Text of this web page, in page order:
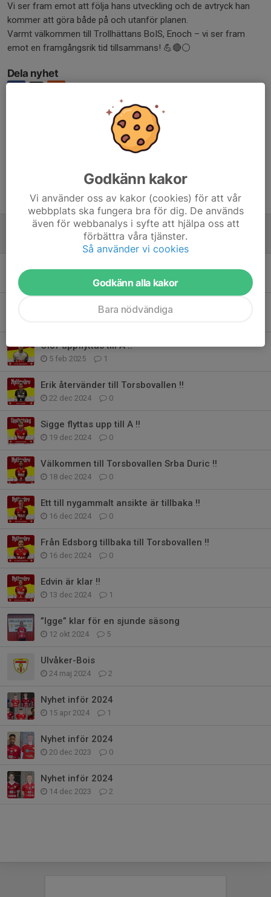
Vi ser fram emot att följa hans utveckling och de avtryck han
kommer att göra både på och utanför planen.
Varmt välkommen till Trollhättans BoIS, Enoch – vi ser fram
emot en framgångsrik tid tillsammans! 💪🔴⚪️
Dela nyhet
Tidigare nyheter
Varmt välkommen Enoch Adu
14 feb, 15:37 0
Igge klar 🔴⚪️
4
David är klar !!!!
Olof uppflyttas till A !!
5 feb 2025 1
Erik återvänder till Torsbovallen !!
22 dec 2024 0
Sigge flyttas upp till A !!
19 dec 2024 0
Välkommen till Torsbovallen Srba Duric !!
18 dec 2024 0
Ett till nygammalt ansikte är tillbaka !!
16 dec 2024 0
Från Edsborg tillbaka till Torsbovallen !!
16 dec 2024 0
Edvin är klar !!
13 dec 2024 1
”Igge” klar för en sjunde säsong
12 okt 2024 5
Ulvåker-Bois
24 maj 2024 2
Nyhet inför 2024
15 apr 2024 1
Nyhet inför 2024
20 dec 2023 0
Nyhet inför 2024
14 dec 2023 2
Godkänn kakor
Vi använder oss av kakor (cookies) för att vår
webbplats ska fungera bra för dig. De används
även för webbanalys i syfte att hjälpa oss att
förbättra våra tjänster.
Så använder vi cookies
Godkänn alla kakor
Bara nödvändiga